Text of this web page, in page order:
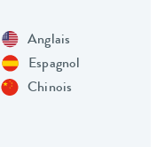
Anglais
Espagnol
Chinois